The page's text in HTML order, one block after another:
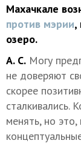
Махачкале
против мэрии,
озеро.
А. С. Могу
не доверяют
скорее
сталкивались.
менять, но